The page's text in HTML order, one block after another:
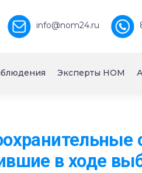
info@nom24.ru
Эксперты НОМ
в ходе